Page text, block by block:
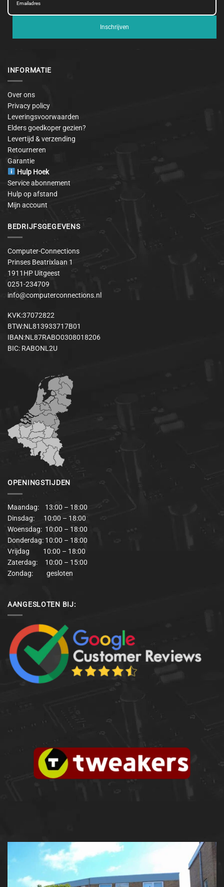
Inschrijven
INFORMATIE
Over ons
Privacy policy
Leveringsvoorwaarden
Elders goedkoper gezien?
Levertijd & verzending
Retourneren
Garantie
Hulp Hoek
Service abonnement
Hulp op afstand
Mijn account
BEDRIJFSGEGEVENS
Computer-Connections
Prinses Beatrixlaan 1
1911HP Uitgeest
0251-234709
info@computerconnections.nl
KVK:37072822
BTW:NL813933717B01
IBAN:NL87RABO0308018206
BIC: RABONL2U
OPENINGSTIJDEN
Maandag: 13:00 – 18:00
Dinsdag: 10:00 – 18:00
Woensdag: 10:00 – 18:00
Donderdag: 10:00 – 18:00
Vrijdag 10:00 – 18:00
Zaterdag: 10:00 – 15:00
Zondag: gesloten
AANGESLOTEN BIJ: